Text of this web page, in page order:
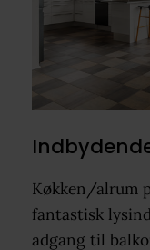
Køkken/alrum
fantastisk
adgang til